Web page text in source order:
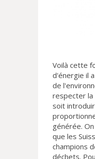
Voilà cette
d'énergie il
de
respecter la
soit
générée.
que les
champions
déchets.